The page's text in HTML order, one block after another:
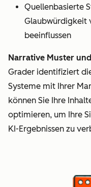
Quellenbasierte
Glaubwürdigkeit
beeinflussen
Narrative Muster
Grader identifiziert
Systeme mit Ihrer
können Sie Ihre
optimieren, um Ihre
KI-Ergebnissen zu